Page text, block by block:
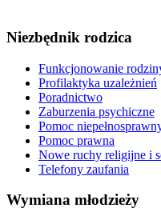
Niezbędnik rodzica
Funkcjonowanie
Profilaktyka uzależnień
Poradnictwo
Zaburzenia psychiczne
Pomoc
Pomoc prawna
Nowe ruchy religijne i
Telefony zaufania
Wymiana młodzieży